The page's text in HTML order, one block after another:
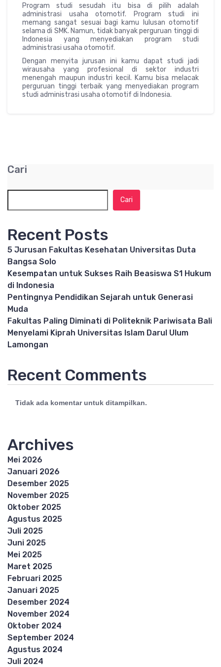
Program studi sesudah itu bisa di pilih adalah
administrasi usaha otomotif. Program studi ini
memang sangat sesuai bagi kamu lulusan otomotif
selama di SMK. Namun, tidak banyak perguruan tinggi di
Indonesia yang menyediakan program studi
administrasi usaha otomotif.
Dengan menyita jurusan ini kamu dapat studi jadi
wirausaha yang profesional di sektor industri
menengah maupun industri kecil. Kamu bisa melacak
perguruan tinggi terbaik yang menyediakan program
studi administrasi usaha otomotif di Indonesia.
Cari
Cari
Recent Posts
5 Jurusan Fakultas Kesehatan Universitas Duta
Bangsa Solo
Kesempatan untuk Sukses Raih Beasiswa S1 Hukum
di Indonesia
Pentingnya Pendidikan Sejarah untuk Generasi
Muda
Fakultas Paling Diminati di Politeknik Pariwisata Bali
Menyelami Kiprah Universitas Islam Darul Ulum
Lamongan
Recent Comments
Tidak ada komentar untuk ditampilkan.
Archives
Mei 2026
Januari 2026
Desember 2025
November 2025
Oktober 2025
Agustus 2025
Juli 2025
Juni 2025
Mei 2025
Maret 2025
Februari 2025
Januari 2025
Desember 2024
November 2024
Oktober 2024
September 2024
Agustus 2024
Juli 2024